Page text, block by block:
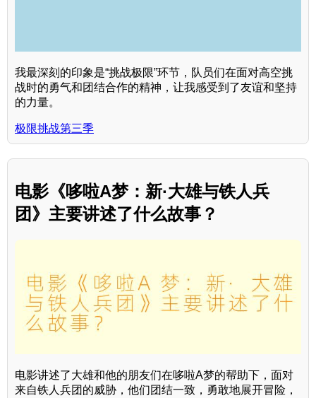
我最深刻的印象是“挑战极限”环节，队员们在面对高空挑
战时的勇气和团结合作的精神，让我感受到了友谊和坚持
的力量。
极限挑战第三季
电影《哆啦A梦：新·大雄与铁人兵
团》主要讲述了什么故事？
电影讲述了大雄和他的朋友们在哆啦A梦的帮助下，面对
来自铁人兵团的威胁，他们团结一致，勇敢地展开冒险，